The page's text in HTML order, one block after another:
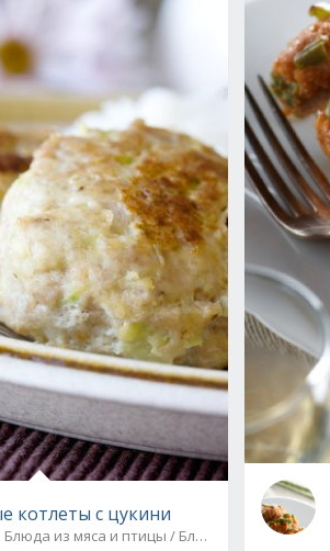
котлеты с цукини
Блюда из мяса и птицы / Блюда из фарша